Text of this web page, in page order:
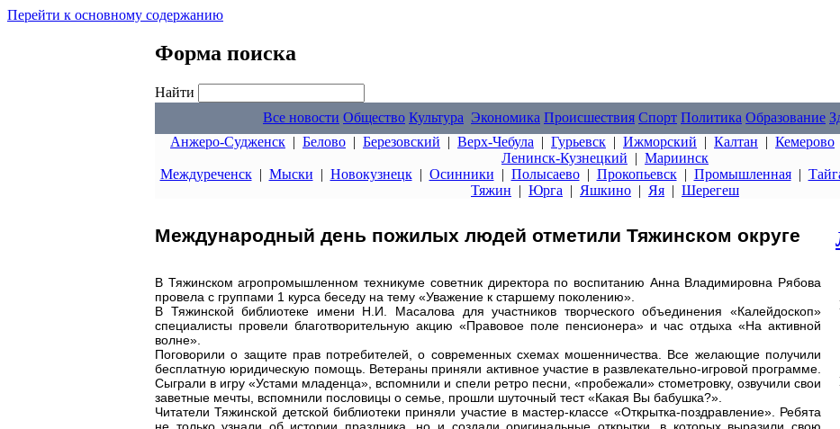
Перейти к основному содержанию
Форма поиска
Найти
Все новости Общество Культура Экономика Происшествия Спорт Политика Образование
Анжеро-Судженск | Белово | Березовский | Верх-Чебула | Гурьевск | Ижморский | Калтан | Кемерово
Ленинск-Кузнецкий | Мариинск
Междуреченск| Мыски | Новокузнецк| Осинники | Полысаево| Прокопьевск| Промышленная|
Тяжин | Юрга | Яшкино | Яя | Шерегеш
Международный день пожилых людей отметили Тяжинском округе
В Тяжинском агропромышленном техникуме советник директора по воспитанию Анна Владимировна Рябова
провела с группами 1 курса беседу на тему «Уважение к старшему поколению».
В Тяжинской библиотеке имени Н.И. Масалова для участников творческого объединения «Калейдоскоп»
специалисты провели благотворительную акцию «Правовое поле пенсионера» и час отдыха «На активной
волне».
Поговорили о защите прав потребителей, о современных схемах мошенничества. Все желающие получили
бесплатную юридическую помощь. Ветераны приняли активное участие в развлекательно-игровой программе.
Сыграли в игру «Устами младенца», вспомнили и спели ретро песни, «пробежали» стометровку, озвучили свои
заветные мечты, вспомнили пословицы о семье, прошли шуточный тест «Какая Вы бабушка?».
Читатели Тяжинской детской библиотеки приняли участие в мастер-классе «Открытка-поздравление». Ребята